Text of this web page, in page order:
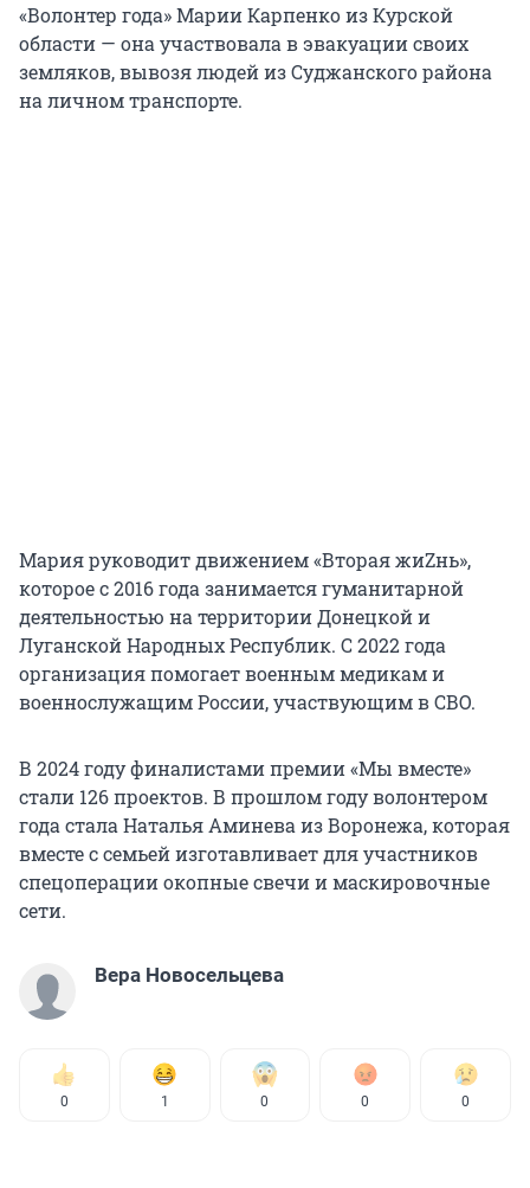
«Волонтер года» Марии Карпенко из Курской
области — она участвовала в эвакуации своих
земляков, вывозя людей из Суджанского района
на личном транспорте.
Мария руководит движением «Вторая жиZнь»,
которое с 2016 года занимается гуманитарной
деятельностью на территории Донецкой и
Луганской Народных Республик. С 2022 года
организация помогает военным медикам и
военнослужащим России, участвующим в СВО.
В 2024 году финалистами премии «Мы вместе»
стали 126 проектов. В прошлом году волонтером
года стала Наталья Аминева из Воронежа, которая
вместе с семьей изготавливает для участников
спецоперации окопные свечи и маскировочные
сети.
Вера Новосельцева
0 1 0 0 0